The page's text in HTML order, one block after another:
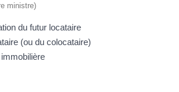
ministre)
du futur locataire
(ou du colocataire)